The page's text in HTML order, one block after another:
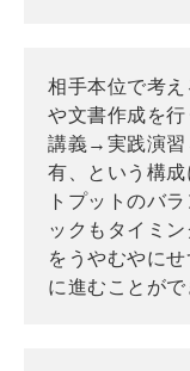
相手本位で考
や文書作成を行
講義→実践演
有、という構
トプットのバ
ックもタイミ
をうやむやに
に進むことが